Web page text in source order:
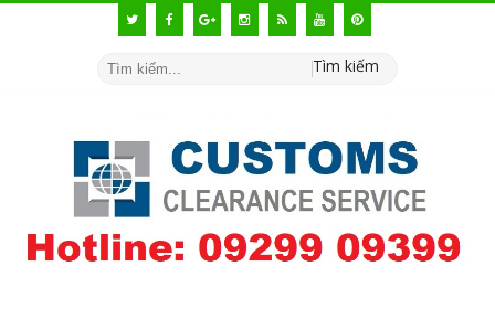
Tìm kiếm